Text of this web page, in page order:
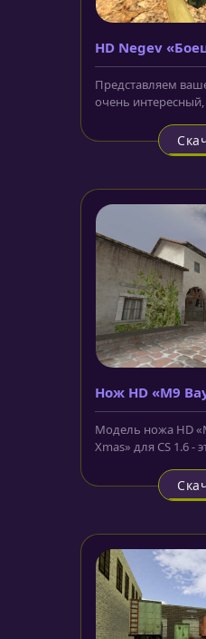
HD Negev
Представляем
очень
Нож HD «M9
Модель ножа HD
Xmas» для CS 1.6 -
украшено...